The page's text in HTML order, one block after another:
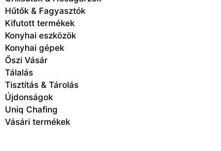
Hűtők & Fagyasztók
Kifutott termékek
Konyhai eszközök
Konyhai gépek
Őszi Vásár
Tálalás
Tisztítás & Tárolás
Újdonságok
Uniq Chafing
Vásári termékek